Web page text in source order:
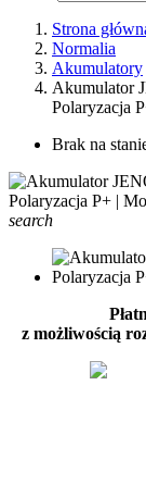
Strona
Normalia
Akumulatory
Akumulator
Polaryzacja
Brak na
search
z możliwością